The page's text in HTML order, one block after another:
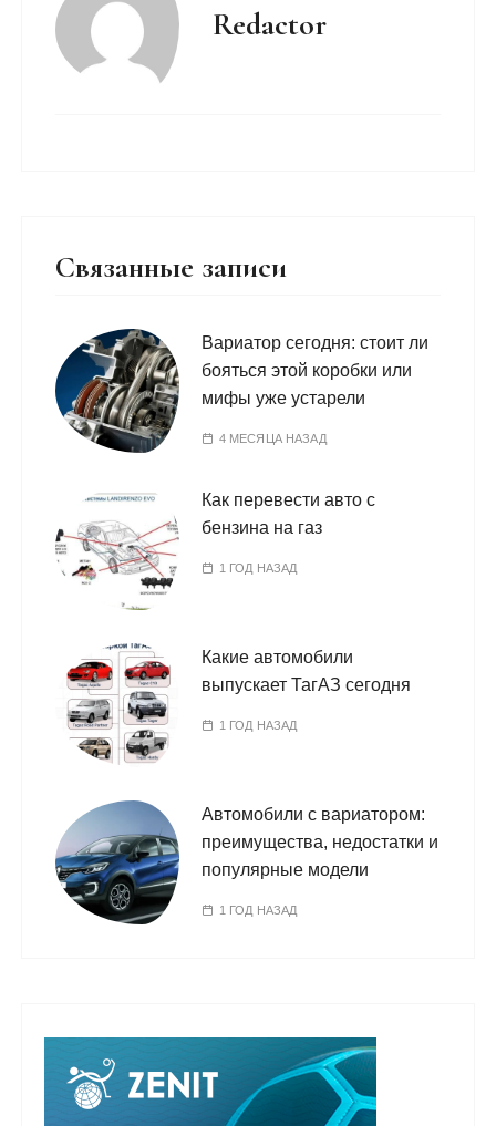
Redactor
Связанные записи
Вариатор сегодня: стоит ли
бояться этой коробки или
мифы уже устарели
4 МЕСЯЦА НАЗАД
Как перевести авто с
бензина на газ
1 ГОД НАЗАД
Какие автомобили
выпускает ТагАЗ сегодня
1 ГОД НАЗАД
Автомобили с вариатором:
преимущества, недостатки и
популярные модели
1 ГОД НАЗАД